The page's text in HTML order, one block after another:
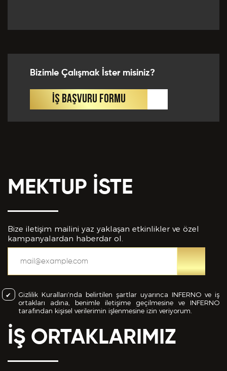
Bizimle Çalışmak İster misiniz?
İŞ BAŞVURU FORMU
MEKTUP İSTE
Bize iletişim mailini yaz yaklaşan etkinlikler ve özel
kampanyalardan haberdar ol.
Gizlilik Kuralları’nda belirtilen şartlar uyarınca INFERNO ve iş
ortakları adına, benimle iletişime geçilmesine ve INFERNO
tarafından kişisel verilerimin işlenmesine izin veriyorum.
İŞ ORTAKLARIMIZ
Eklemek İstedikleriniz *
CV EKLE
Bu Formda verilen bütün bilgilerin yanlışsız ve
bilgiler içinde esasa etki yapan herhangi bir eksiklik
veya yanlışlık olması ve bu durumun tespiti halinde
bunun Hizmet Sözleşmemin feshedilmesi için bir
sebep olanağını anlayarak kabul ettiğimi beyan
ederim.
BAŞVURUMUGÖNDER